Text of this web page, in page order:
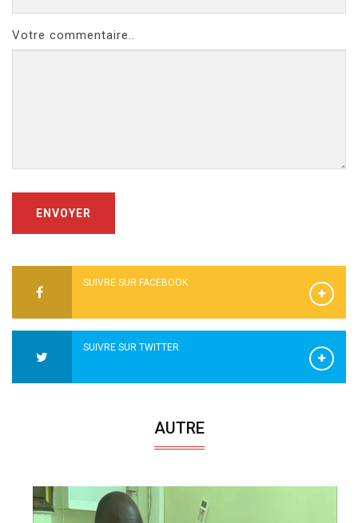
Votre commentaire..
ENVOYER
SUIVRE SUR FACEBOOK
SUIVRE SUR TWITTER
AUTRE